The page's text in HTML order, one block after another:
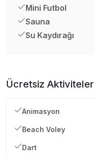
Mini Futbol
Sauna
Su Kaydırağı
Ücretsiz Aktiviteler
Animasyon
Beach Voley
Dart